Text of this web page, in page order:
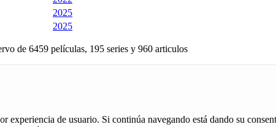
2025
2025
de 6459 películas, 195 series y 960 articulos
experiencia de usuario. Si continúa navegando está dando su